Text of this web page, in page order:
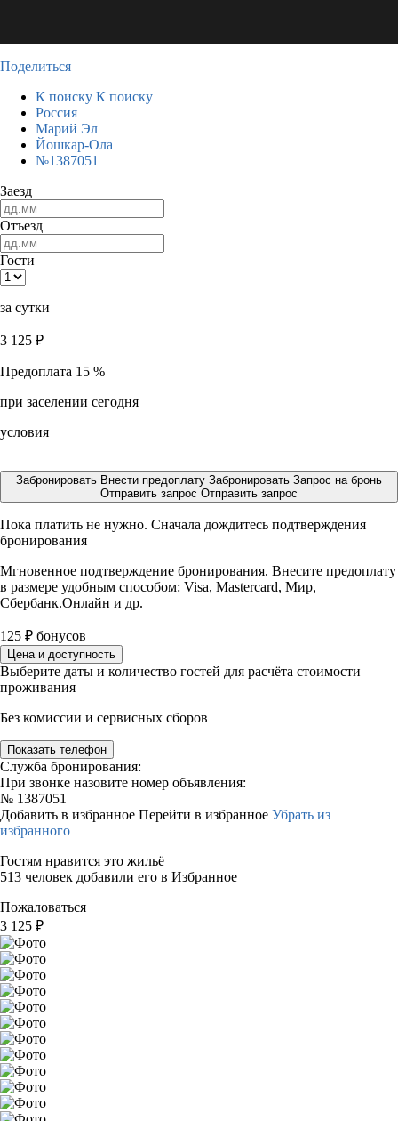
Поделиться
К поиску К поиску
Россия
Марий Эл
Йошкар-Ола
№1387051
Заезд
Отъезд
Гости
за сутки
3 125 ₽
Предоплата 15 %
при заселении сегодня
условия
Забронировать Внести предоплату Забронировать Запрос на бронь
Отправить запрос Отправить запрос
Пока платить не нужно. Сначала дождитесь подтверждения
бронирования
Мгновенное подтверждение бронирования. Внесите предоплату
в размере удобным способом: Visa, Mastercard, Мир,
Сбербанк.Онлайн и др.
125 ₽ бонусов
Цена и доступность
Выберите даты и количество гостей для расчёта стоимости
проживания
Без комиссии и сервисных сборов
Показать телефон
Служба бронирования:
При звонке назовите номер объявления:
№ 1387051
Добавить в избранное Перейти в избранное Убрать из
избранного
Гостям нравится это жильё
513 человек добавили его в Избранное
Пожаловаться
3 125 ₽